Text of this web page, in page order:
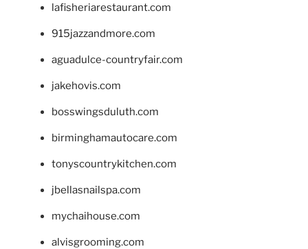
lafisheriarestaurant.com
915jazzandmore.com
aguadulce-countryfair.com
jakehovis.com
bosswingsduluth.com
birminghamautocare.com
tonyscountrykitchen.com
jbellasnailspa.com
mychaihouse.com
alvisgrooming.com